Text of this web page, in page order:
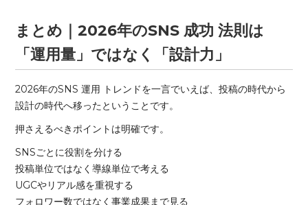
まとめ｜2026年のSNS 成功 法則は
「運用量」ではなく「設計力」
2026年のSNS 運用 トレンドを一言でいえば、投稿の時代から
設計の時代へ移ったということです。
押さえるべきポイントは明確です。
SNSごとに役割を分ける
投稿単位ではなく導線単位で考える
UGCやリアル感を重視する
フォロワー数ではなく事業成果まで見る